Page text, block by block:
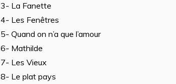
3- La Fanette
4- Les Fenêtres
5- Quand on n’a que l’amour
6- Mathilde
7- Les Vieux
8- Le plat pays